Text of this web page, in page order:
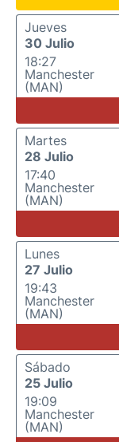
Jueves
30 Julio
18:27
Manchester
(MAN)
Martes
28 Julio
17:40
Manchester
(MAN)
Lunes
27 Julio
19:43
Manchester
(MAN)
Sábado
25 Julio
19:09
Manchester
(MAN)